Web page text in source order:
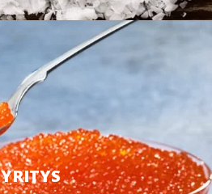
YRITYS